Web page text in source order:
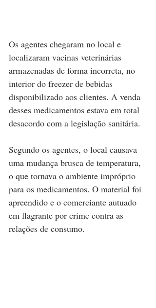
Os agentes chegaram no local e
localizaram vacinas veterinárias
armazenadas de forma incorreta, no
interior do freezer de bebidas
disponibilizado aos clientes. A venda
desses medicamentos estava em total
desacordo com a legislação sanitária.
Segundo os agentes, o local causava
uma mudança brusca de temperatura,
o que tornava o ambiente impróprio
para os medicamentos. O material foi
apreendido e o comerciante autuado
em flagrante por crime contra as
relações de consumo.